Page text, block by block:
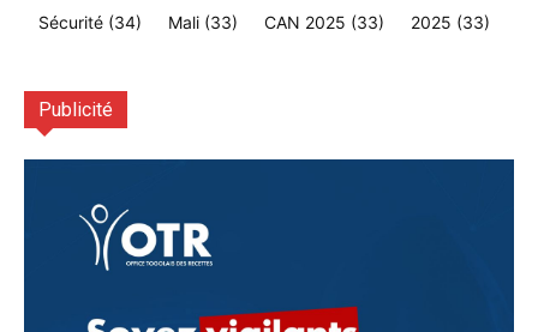
Sécurité (34) Mali (33) CAN 2025 (33) 2025 (33)
Publicité